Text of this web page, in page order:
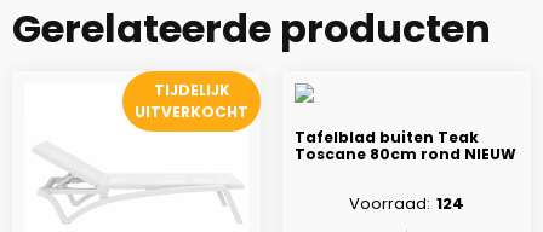
Gerelateerde producten
TIJDELIJK
UITVERKOCHT
Tafelblad buiten Teak
Toscane 80cm rond NIEUW
Voorraad 124